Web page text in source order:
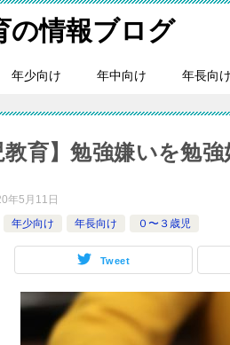
の情報ブログ
年少向け 年中向け 年長向
教育】勉強嫌いを勉
年5月11日
年少向け 年長向け ０〜３歳児
Tweet